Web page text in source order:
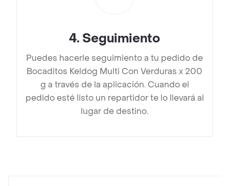
4. Seguimiento
Puedes hacerle seguimiento a tu pedido de
Bocaditos Keldog Multi Con Verduras x 200
g a través de la aplicación. Cuando el
pedido esté listo un repartidor te lo llevará al
lugar de destino.